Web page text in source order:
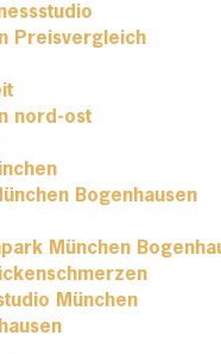
Preisvergleich
nord-ost
Bogenhausen
München
München